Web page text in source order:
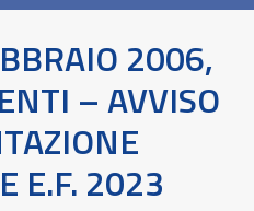
2006,
– AVVISO
E.F. 2023